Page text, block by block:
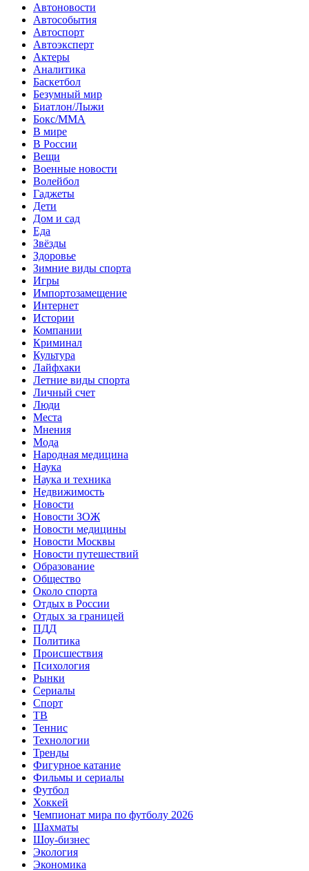
Автоновости
Автособытия
Автоспорт
Автоэксперт
Актеры
Аналитика
Баскетбол
Безумный мир
Биатлон/Лыжи
Бокс/MMA
В мире
В России
Вещи
Военные новости
Волейбол
Гаджеты
Дети
Дом и сад
Еда
Звёзды
Здоровье
Зимние виды спорта
Игры
Импортозамещение
Интернет
Истории
Компании
Криминал
Культура
Лайфхаки
Летние виды спорта
Личный счет
Люди
Места
Мнения
Мода
Народная медицина
Наука
Наука и техника
Недвижимость
Новости
Новости ЗОЖ
Новости медицины
Новости Москвы
Новости путешествий
Образование
Общество
Около спорта
Отдых в России
Отдых за границей
ПДД
Политика
Происшествия
Психология
Рынки
Сериалы
Спорт
ТВ
Теннис
Технологии
Тренды
Фигурное катание
Фильмы и сериалы
Футбол
Хоккей
Чемпионат мира по футболу 2026
Шахматы
Шоу-бизнес
Экология
Экономика